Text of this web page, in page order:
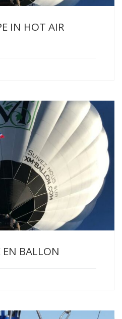
IN HOT AIR
ballon, nous lançons […]
EN BALLON